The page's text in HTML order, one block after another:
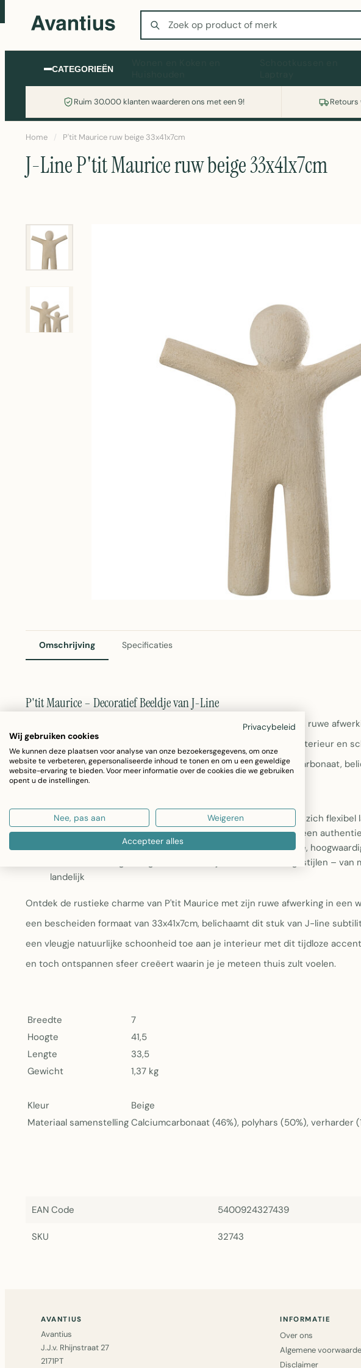
Zoeken
CATEGORIEËN
Ruim 30.000 klanten waarderen ons met een 9! Retours
Wasmachine of
Home / P'tit Maurice ruw beige 33x41x7cm
J-Line P'tit Maurice ruw beige 33x41x7cm
Omschrijving Specificaties
P'tit Maurice – Decoratief Beeldje van J-Line
P'tit Maurice is een sfeervol decoratief beeldje met een rustieke, ruwe
compacte accent-object van J-Line voegt karakter toe aan je interieur en
ontspannen sfeer. Gemaakt van duurzame polyhars en calciumcarbonaat,
subtiliteit en natuurlijke schoonheid.
Afmeting:33,5 x 41,5 x 7 cm – een bescheiden formaat dat zich flexibel
Ruwe textuur:De ongepolijste oppervlakte geeft het stuk een
Materiaal:Polyhars met calciumcarbonaat – een duurzame,
Warm beige dat goed aansluit bij diverse inrichtingsstijlen – van
landelijk
Ontdek de rustieke charme van P'tit Maurice met zijn ruwe afwerking in een
een bescheiden formaat van 33x41x7cm, belichaamt dit stuk van J-line
een vleugje natuurlijke schoonheid toe aan je interieur met dit tijdloze
en toch ontspannen sfeer creëert waarin je je meteen thuis zult voelen.
Breedte
7
Hoogte
41,5
Lengte
33,5
Gewicht
1,37 kg
Kleur
Beige
Materiaal samenstelling Calciumcarbonaat (46%), polyhars (50%), verharder
EAN Code 5400924327439
SKU 32743
AVANTIUS
Avantius
J.J.v. Rhijnstraat 27
2171PT
INFORMATIE
Over ons
Algemene
Disclaimer
Privacybeleid
Wij gebruiken cookies
We kunnen deze plaatsen voor analyse van onze bezoekersgegevens, om onze
website te verbeteren, gepersonaliseerde inhoud te tonen en om u een geweldige
website-ervaring te bieden. Voor meer informatie over de cookies die we gebruiken
opent u de instellingen.
Nee, pas aan Weigeren
Accepteer alles